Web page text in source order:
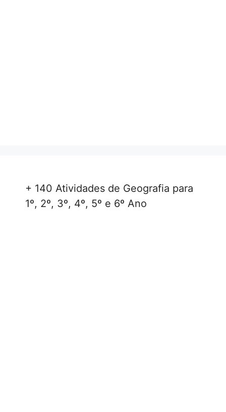
+ 140 Atividades de Geografia para
1º, 2º, 3º, 4º, 5º e 6º Ano